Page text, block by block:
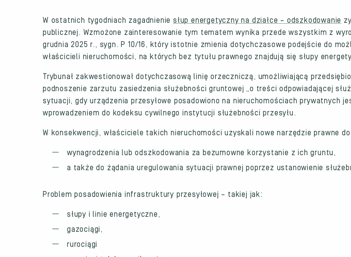
W ostatnich tygodniach zagadnieniesłup energetyczny na działce – odszkodowanie
publicznej. Wzmożone zainteresowanie tym tematem wynika przede wszystkim z
grudnia 2025 r., sygn. P 10/16, który istotnie zmienia dotychczasowe podejście do
właścicieli nieruchomości, na których bez tytułu prawnego znajdują się słupy
Trybunał zakwestionował dotychczasową linię orzeczniczą, umożliwiającą
podnoszenie zarzutu zasiedzenia służebności gruntowej „o treści odpowiadającej
sytuacji, gdy urządzenia przesyłowe posadowiono na nieruchomościach prywatnych
wprowadzeniem do kodeksu cywilnego instytucji służebności przesyłu.
W konsekwencji, właściciele takich nieruchomości uzyskali nowe narzędzie prawne
wynagrodzenia lub odszkodowania za bezumowne korzystanie z ich gruntu,
a także do żądania uregulowania sytuacji prawnej poprzez ustanowienie
Problem posadowienia infrastruktury przesyłowej – takiej jak:
słupy i linie energetyczne,
gazociągi,
rurociągi